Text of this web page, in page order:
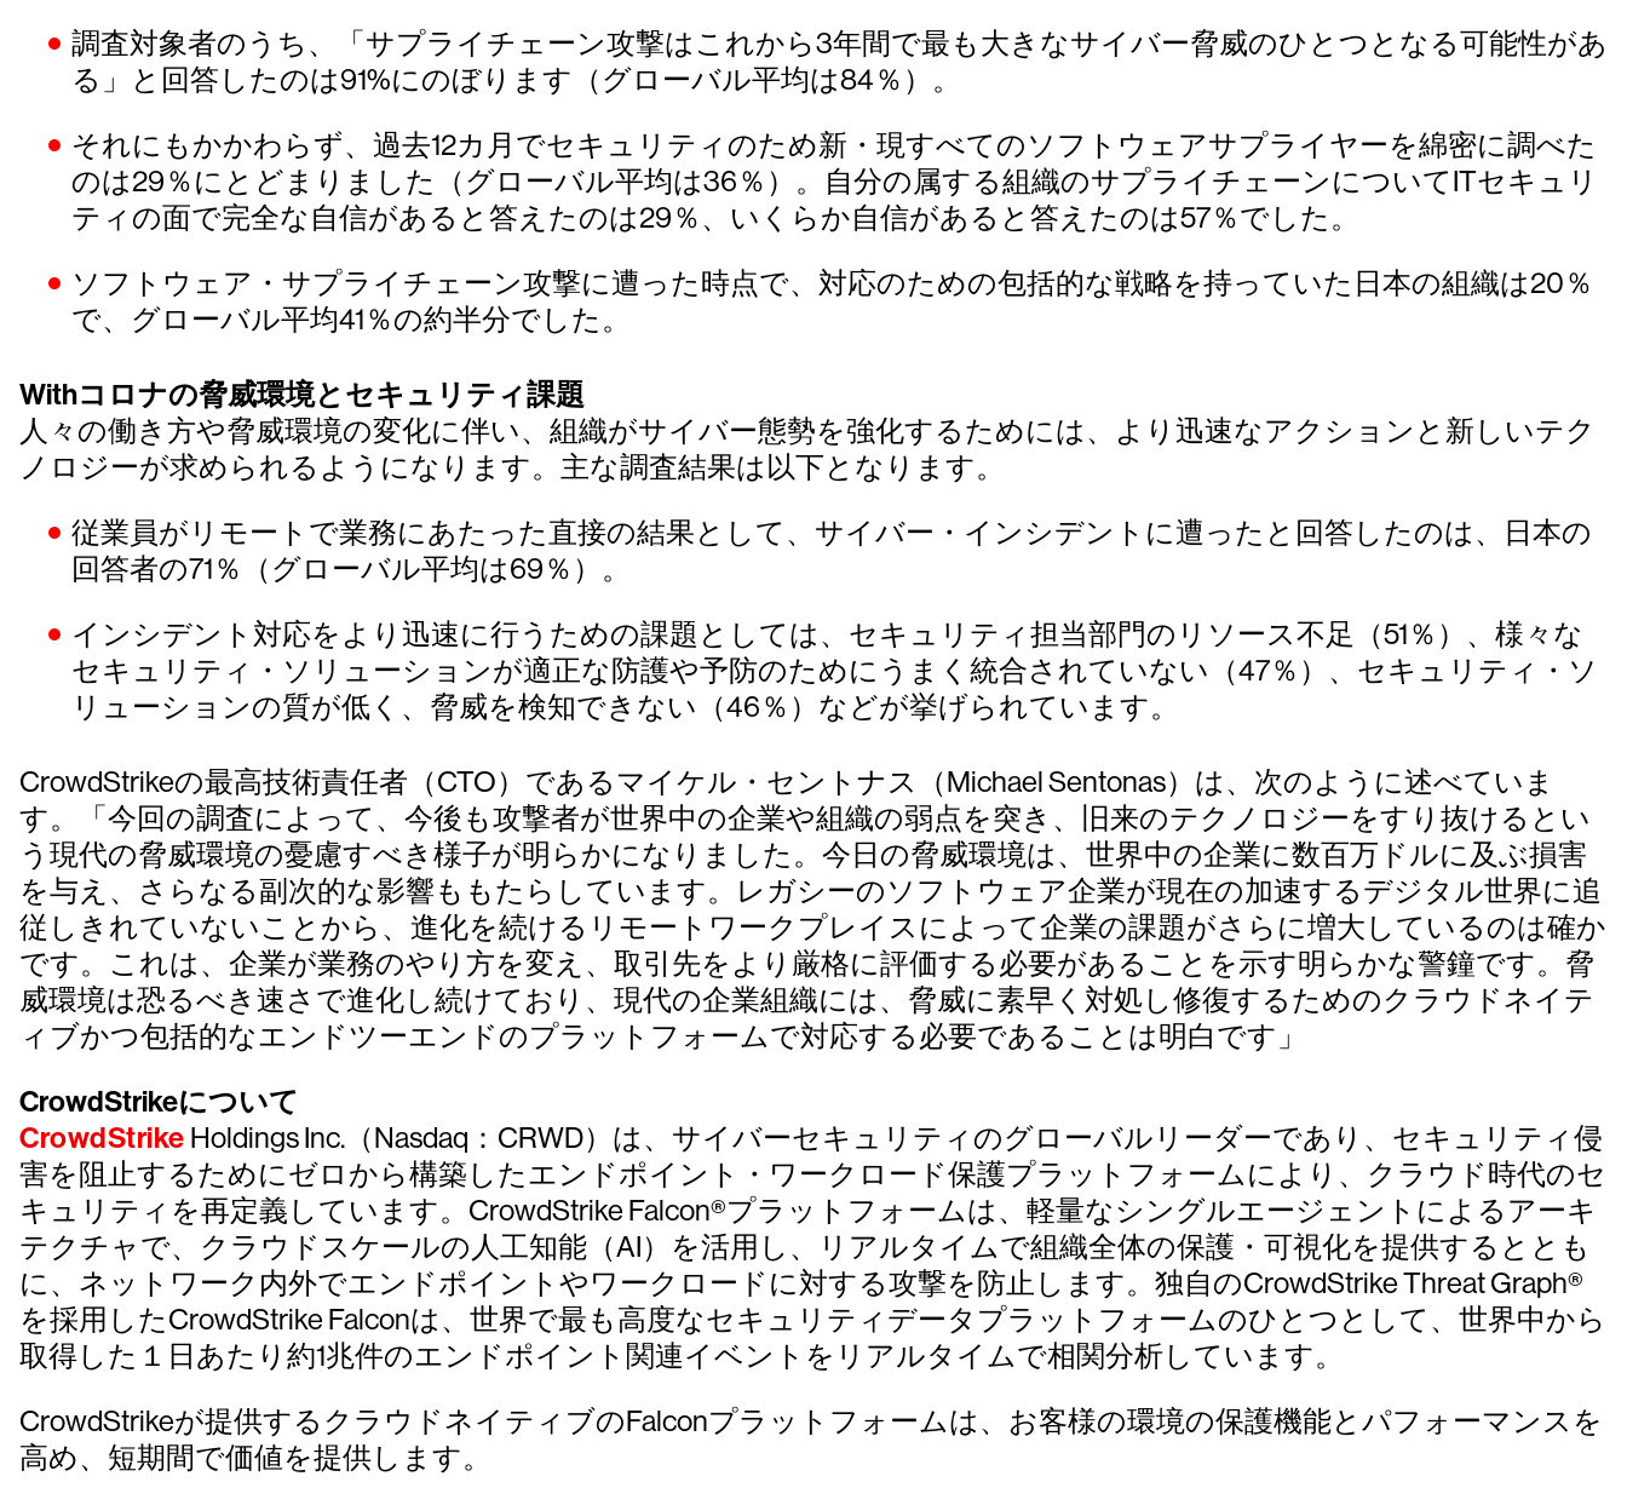
調査対象者のうち、「サプライチェーン攻撃はこれから3年間で最も大きなサイバー脅威のひとつとなる可能性があ
る」と回答したのは91%にのぼります（グローバル平均は84％）。
それにもかかわらず、過去12カ月でセキュリティのため新・現すべてのソフトウェアサプライヤーを綿密に調べた
のは29％にとどまりました（グローバル平均は36％）。自分の属する組織のサプライチェーンについてITセキュリ
ティの面で完全な自信があると答えたのは29％、いくらか自信があると答えたのは57％でした。
ソフトウェア・サプライチェーン攻撃に遭った時点で、対応のための包括的な戦略を持っていた日本の組織は20％
で、グローバル平均41％の約半分でした。
Withコロナの脅威環境とセキュリティ課題
人々の働き方や脅威環境の変化に伴い、組織がサイバー態勢を強化するためには、より迅速なアクションと新しいテク
ノロジーが求められるようになります。主な調査結果は以下となります。
従業員がリモートで業務にあたった直接の結果として、サイバー・インシデントに遭ったと回答したのは、日本の
回答者の71％（グローバル平均は69％）。
インシデント対応をより迅速に行うための課題としては、セキュリティ担当部門のリソース不足（51％）、様々な
セキュリティ・ソリューションが適正な防護や予防のためにうまく統合されていない（47％）、セキュリティ・ソ
リューションの質が低く、脅威を検知できない（46％）などが挙げられています。
CrowdStrikeの最高技術責任者（CTO）であるマイケル・セントナス（Michael Sentonas）は、次のように述べていま
す。「今回の調査によって、今後も攻撃者が世界中の企業や組織の弱点を突き、旧来のテクノロジーをすり抜けるとい
う現代の脅威環境の憂慮すべき様子が明らかになりました。今日の脅威環境は、世界中の企業に数百万ドルに及ぶ損害
を与え、さらなる副次的な影響ももたらしています。レガシーのソフトウェア企業が現在の加速するデジタル世界に追
従しきれていないことから、進化を続けるリモートワークプレイスによって企業の課題がさらに増大しているのは確か
です。これは、企業が業務のやり方を変え、取引先をより厳格に評価する必要があることを示す明らかな警鐘です。脅
威環境は恐るべき速さで進化し続けており、現代の企業組織には、脅威に素早く対処し修復するためのクラウドネイテ
ィブかつ包括的なエンドツーエンドのプラットフォームで対応する必要であることは明白です」
CrowdStrikeについて
CrowdStrike Holdings Inc.（Nasdaq：CRWD）は、サイバーセキュリティのグローバルリーダーであり、セキュリティ侵
害を阻止するためにゼロから構築したエンドポイント・ワークロード保護プラットフォームにより、クラウド時代のセ
キュリティを再定義しています。CrowdStrike Falcon®プラットフォームは、軽量なシングルエージェントによるアーキ
テクチャで、クラウドスケールの人工知能（AI）を活用し、リアルタイムで組織全体の保護・可視化を提供するととも
に、ネットワーク内外でエンドポイントやワークロードに対する攻撃を防止します。独自のCrowdStrike Threat Graph®
を採用したCrowdStrike Falconは、世界で最も高度なセキュリティデータプラットフォームのひとつとして、世界中から
取得した１日あたり約1兆件のエンドポイント関連イベントをリアルタイムで相関分析しています。
CrowdStrikeが提供するクラウドネイティブのFalconプラットフォームは、お客様の環境の保護機能とパフォーマンスを
高め、短期間で価値を提供します。